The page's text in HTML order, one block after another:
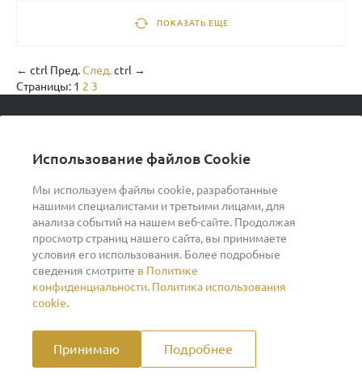
Использование файлов Cookie
Мы используем файлы cookie, разработанные
нашими специалистами и третьими лицами, для
анализа событий на нашем веб-сайте. Продолжая
просмотр страниц нашего сайта, вы принимаете
условия его использования. Более подробные
сведения смотрите в Политике
конфиденциальности. Политика использования
cookie.
Принимаю Подробнее
ПОКАЗАТЬ ЕЩЕ
← ctrl Пред.След.ctrl →
Страницы: 1 2 3
О компании
Помощь
Индивидуальный предприниматель Ильин Дмитрий
370260278346